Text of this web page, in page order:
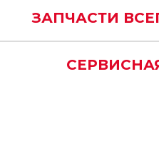
ЗАПЧАСТИ